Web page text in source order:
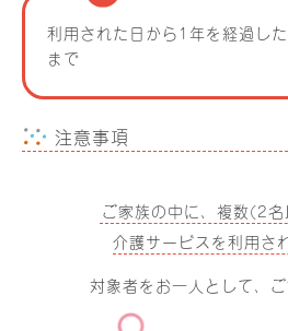
利用された日から1年を経過し
まで
注意事項
ご家族の中に、複数(2名
介護サービスを利用さ
対象者をお一人として、ご